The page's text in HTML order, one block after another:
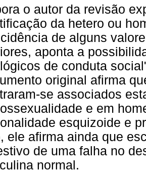
o autor da revisão
da hetero ou
de alguns
aponta a
de conduta
original afirma
se associados
e em
esquizoide e
ele afirma ainda que
de uma falha no
normal.